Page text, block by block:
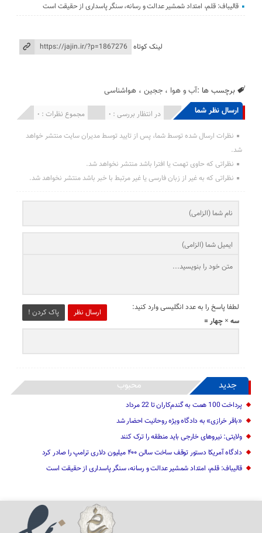
قالیباف: قلم، امتداد شمشیر عدالت و رسانه، سنگر پاسداری از حقیقت است
لینک کوتاه
برچسب ها :آب و هوا ،ججین ،هواشناسی
ارسال نظر شما مجموع نظرات : 0 در انتظار بررسی : 0 انتشار یافته : 0
نظرات ارسال شده توسط شما، پس از تایید توسط مدیران سایت منتشر خواهد
شد.
نظراتی که حاوی تهمت یا افترا باشد منتشر نخواهد شد.
نظراتی که به غیر از زبان فارسی یا غیر مرتبط با خبر باشد منتشر نخواهد شد.
ارسال نظر پاک کردن !
لطفا پاسخ را به عدد انگلیسی وارد کنید:
سه × چهار =
جدید محبوب
پرداخت 100 همت به گندم‌کاران تا 22 مرداد
«باقر خرازی» به دادگاه ویژه روحانیت احضار شد
ولایتی: نیرو‌های خارجی باید منطقه را ترک کنند
دادگاه آمریکا دستور توقف ساخت سالن ۴۰۰ میلیون دلاری ترامپ را صادر کرد
قالیباف: قلم، امتداد شمشیر عدالت و رسانه، سنگر پاسداری از حقیقت است